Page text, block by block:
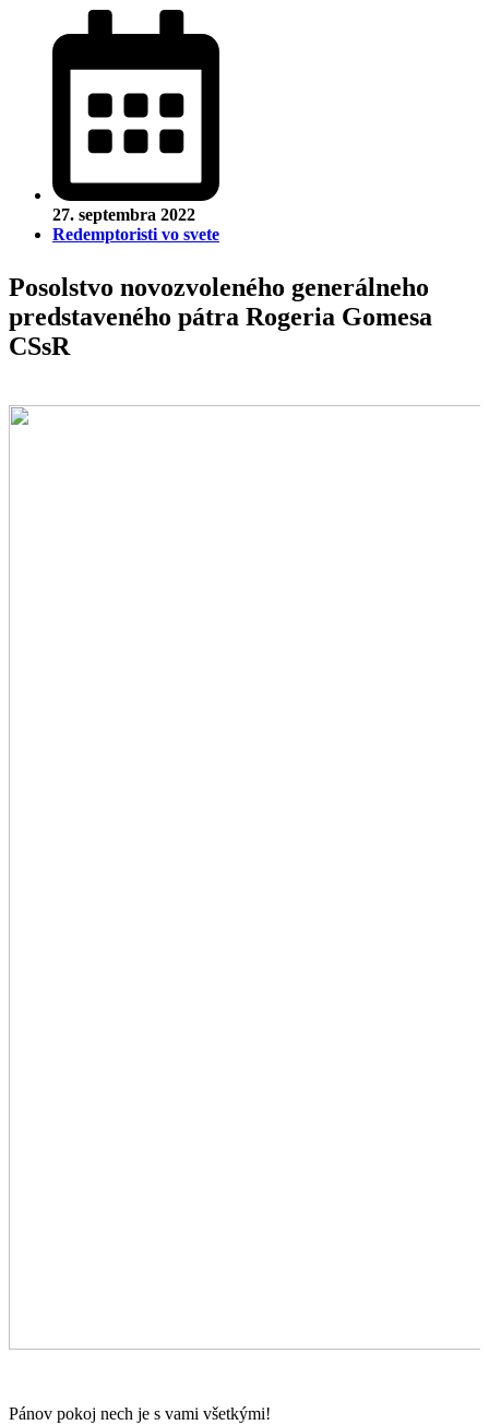
27. septembra 2022
Redemptoristi vo svete
Posolstvo novozvoleného generálneho
predstaveného pátra Rogeria Gomesa
CSsR
Pánov pokoj nech je s vami všetkými!